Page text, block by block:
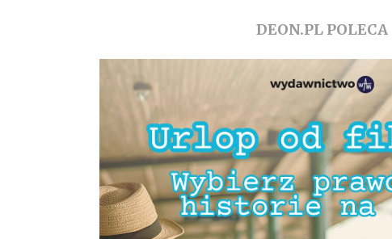
DEON.PL POLECA